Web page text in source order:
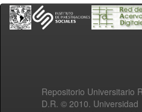
Repositorio Universitario
D.R. © 2010. Universidad